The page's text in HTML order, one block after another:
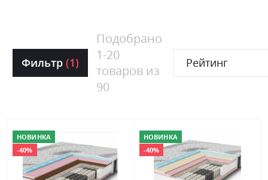
Фильтр (1)
Подобрано
1-20
товаров из
90
Рейтинг
НОВИНКА
-40%
НОВИНКА
-40%